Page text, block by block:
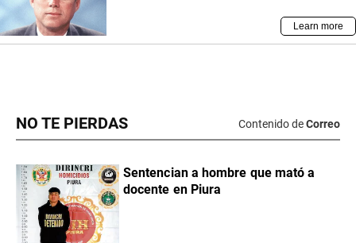
NO TE PIERDAS Contenido deCorreo
Sentencian a hombre que mató a
docente en Piura